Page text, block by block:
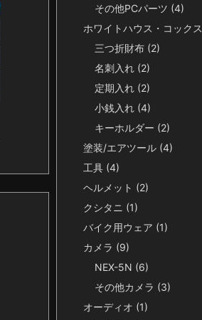
その他PCパーツ (4)
ホワイトハウス・コックス
三つ折財布 (2)
名刺入れ (2)
定期入れ (2)
小銭入れ (4)
キーホルダー (2)
塗装/エアツール (4)
工具 (4)
ヘルメット (2)
クシタニ (1)
バイク用ウェア (1)
カメラ (9)
NEX-5N (6)
その他カメラ (3)
オーディオ (1)